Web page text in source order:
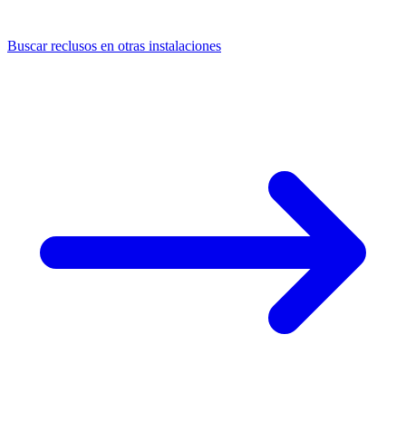
Buscar reclusos en otras instalaciones